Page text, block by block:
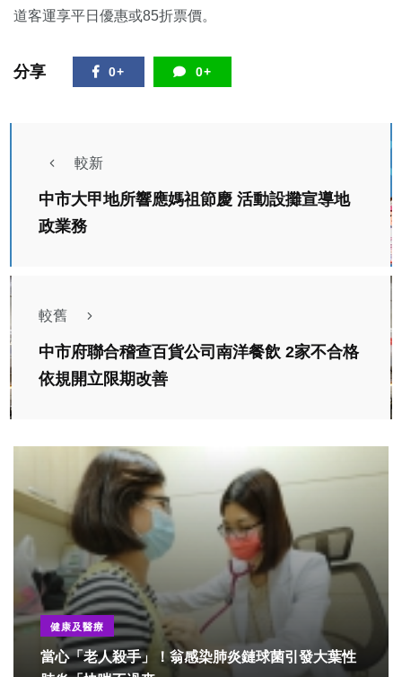
道客運享平日優惠或85折票價。
分享 0+ 0+
較新
中市大甲地所響應媽祖節慶 活動設攤宣導地
政業務
較舊
中市府聯合稽查百貨公司南洋餐飲 2家不合格
依規開立限期改善
健康及醫療
當心「老人殺手」！翁感染肺炎鏈球菌引發大葉性